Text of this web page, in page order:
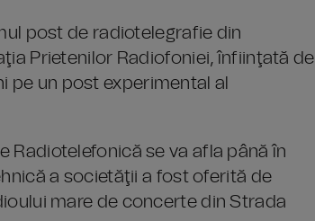
post de radiotelegrafie din
Prietenilor Radiofoniei, înfiinţată de
pe un post experimental al
Radiotelefonică se va afla până în
a societăţii a fost oferită de
mare de concerte din Strada